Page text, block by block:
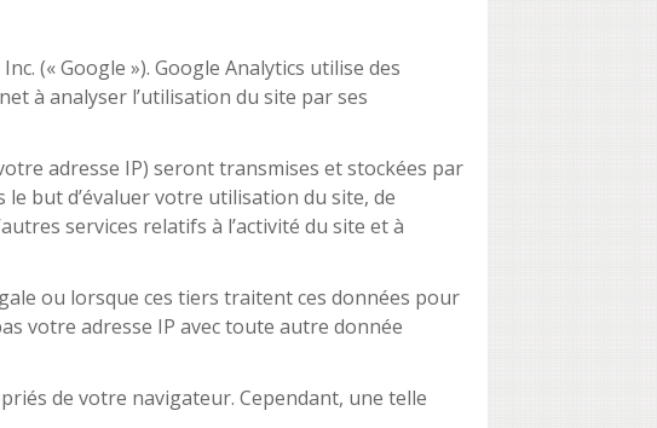
(« Google »). Google Analytics utilise des
à analyser l’utilisation du site par ses
adresse IP) seront transmises et stockées par
but d’évaluer votre utilisation du site, de
services relatifs à l’activité du site et à
ou lorsque ces tiers traitent ces données pour
votre adresse IP avec toute autre donnée
de votre navigateur. Cependant, une telle